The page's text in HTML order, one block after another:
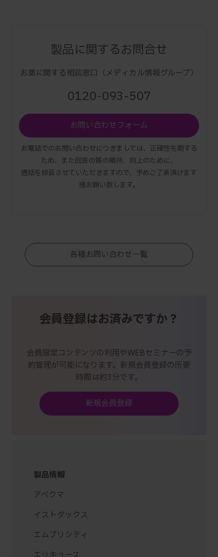
製品に関するお問合せ
お薬に関する相談窓口（メディカル情報グループ）
0120-093-507
お問い合わせフォーム
お電話でのお問い合わせにつきましては、正確性を期する
ため、また回答の質の維持、向上のために、
通話を録音させていただきますので、予めご了承頂けます
様お願い致します。
各種お問い合わせ一覧
会員登録はお済みですか？
会員限定コンテンツの利用やWEBセミナーの予
約管理が可能になります。新規会員登録の所要
時間は約3分です。
新規会員登録
製品情報
アベクマ
イストダックス
エムプリシティ